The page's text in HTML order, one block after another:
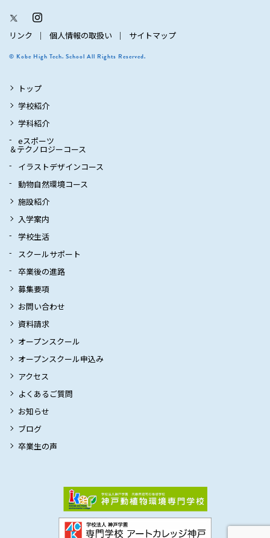
リンク 個人情報の取扱い サイトマップ
© Kobe High Tech. School All Rights Reserved.
トップ
学校紹介
学科紹介
eスポーツ
＆テクノロジーコース
イラストデザインコース
動物自然環境コース
施設紹介
入学案内
学校生活
スクールサポート
卒業後の進路
募集要項
お問い合わせ
資料請求
オープンスクール
オープンスクール申込み
アクセス
よくあるご質問
お知らせ
ブログ
卒業生の声